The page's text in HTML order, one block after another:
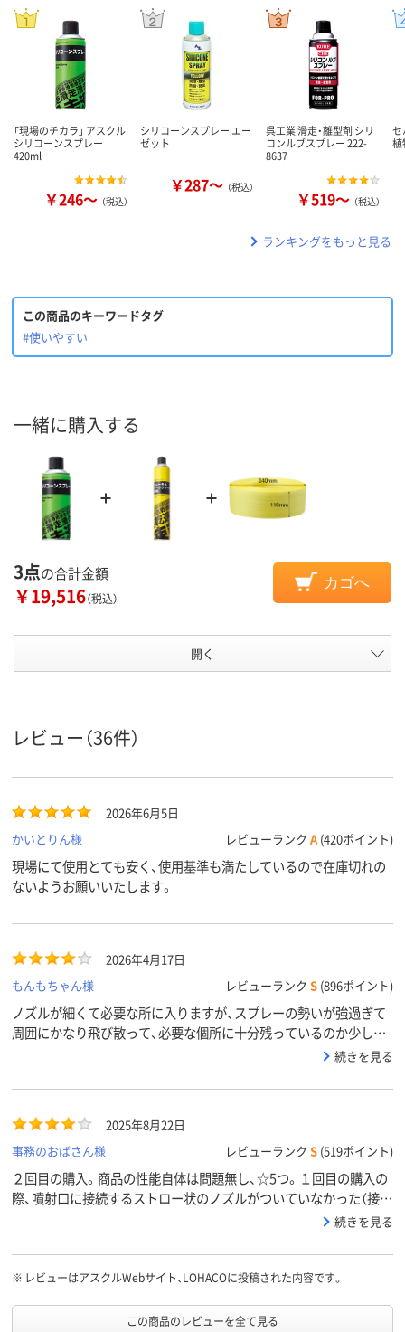
「現場のチカラ」 アスクル
シリコーンスプレー
420ml
￥246～ （税込）
シリコーンスプレー エー
ゼット
￥287～ （税込）
呉工業 滑走・離型剤 シリ
コンルブスプレー 222-
8637
￥519～ （税込）
セ
植
ランキングをもっと見る
この商品のキーワードタグ
#使いやすい
一緒に購入する
3点の合計金額
￥19,516（税込）
カゴへ
開く
レビュー（36件）
2026年6月5日
かいとりん様
レビューランク A (420ポイント)
現場にて使用とても安く、使用基準も満たしているので在庫切れの
ないようお願いいたします。
2026年4月17日
もんもちゃん様
レビューランク S (896ポイント)
ノズルが細くて必要な所に入りますが、スプレーの勢いが強過ぎて
周囲にかなり飛び散って、必要な個所に十分残っているのか少し不
続きを見る
2025年8月22日
事務のおばさん様
レビューランク S (519ポイント)
２回目の購入。商品の性能自体は問題無し、☆5つ。１回目の購入の
際、噴射口に接続するストロー状のノズルがついていなかった（接続
するテープも無い）。他の製品と比べ値段がかなり安かったので、も
ズルが添付されていた。そのため☆を減らしました。購入された方
は、ご注意ください。
続きを見る
※ レビューはアスクルWebサイト、LOHACOに投稿された内容です。
この商品のレビューを全て見る